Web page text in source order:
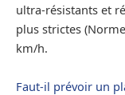
ultra-résistants et
plus strictes
km/h.
Faut-il prévoir un